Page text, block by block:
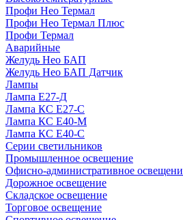
Профи Нео Термал
Профи Нео Термал Плюс
Профи Термал
Аварийные
Желудь Нео БАП
Желудь Нео БАП Датчик
Лампы
Лампа Е27-Д
Лампа КС Е27-С
Лампа КС Е40-М
Лампа КС Е40-С
Серии светильников
Промышленное освещение
Офисно-административное
Дорожное освещение
Складское освещение
Торговое освещение